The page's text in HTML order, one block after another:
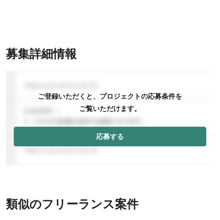
募集詳細情報
ご登録いただくと、プロジェクトの応募条件を
ご覧いただけます。
応募する
類似のフリーランス案件